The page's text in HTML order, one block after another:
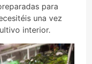
para
una vez
interior.